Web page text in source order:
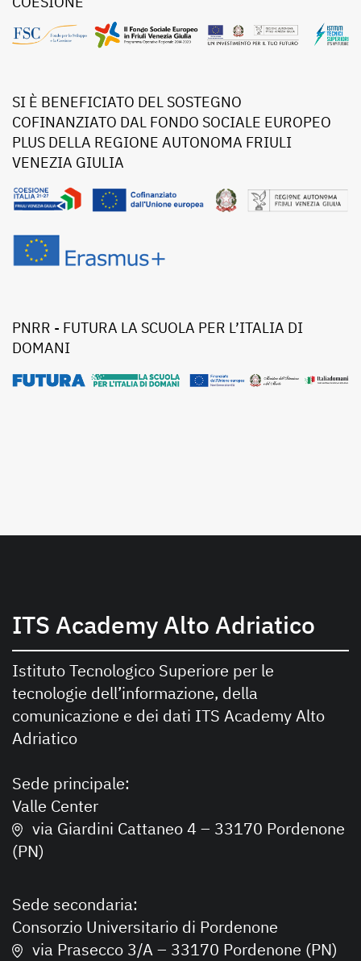
SI È BENEFICIATO DEL SOSTEGNO
COFINANZIATO DAL FONDO SOCIALE EUROPEO
PLUS DELLA REGIONE AUTONOMA FRIULI
VENEZIA GIULIA
PNRR - FUTURA LA SCUOLA PER L’ITALIA DI
DOMANI
ITS Academy Alto Adriatico
Istituto Tecnologico Superiore per le
tecnologie dell’informazione, della
comunicazione e dei dati ITS Academy Alto
Adriatico
Sede principale:
Valle Center
via Giardini Cattaneo 4 – 33170 Pordenone
(PN)
Sede secondaria:
Consorzio Universitario di Pordenone
via Prasecco 3/A – 33170 Pordenone (PN)